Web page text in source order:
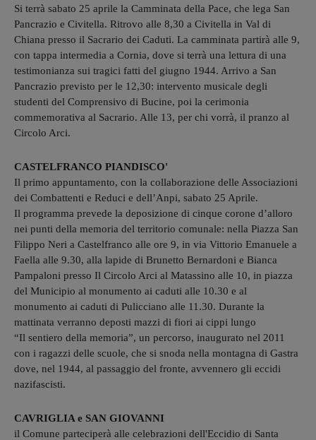
Si terrà sabato 25 aprile la Camminata della Pace, che lega San
Pancrazio e Civitella. Ritrovo alle 8,30 a Civitella in Val di
Chiana presso il Sacrario dei Caduti. La camminata partirà alle 9,
con tappa intermedia a Cornia, dove si terrà una lettura di una
testimonianza sui tragici fatti del giugno 1944. Arrivo a San
Pancrazio previsto per le 12,30: intervento musicale degli
studenti del Comprensivo di Bucine, poi la cerimonia
commemorativa al Sacrario. Alle 13, per chi vorrà, il pranzo al
Circolo Arci.
CASTELFRANCO PIANDISCO'
Il primo appuntamento, con la collaborazione delle Associazioni
dei Combattenti e Reduci e dell’Anpi, sabato 25 Aprile.
Il programma prevede la deposizione di cinque corone d’alloro
nei punti della memoria del territorio comunale: nella Piazza San
Filippo Neri a Castelfranco alle ore 9, in via Vittorio Emanuele a
Faella alle 9.30, alla lapide di Brunetto Bernardoni e Bianca
Pampaloni presso Il Circolo Arci al Matassino alle 10, in piazza
del Municipio al monumento ai caduti alle 10.30 e al
monumento ai caduti di Pulicciano alle 11.30. Durante la
mattinata verranno deposti mazzi di fiori ai cippi lungo
“Il sentiero della memoria”, un percorso, inaugurato nel 2011
con i ragazzi delle scuole, che si snoda nella montagna di Gastra
dove, nel 1944, al passaggio del fronte, avvennero gli eccidi
nazifascisti.
CAVRIGLIA e SAN GIOVANNI
il Comune parteciperà alle celebrazioni dell'Eccidio di Santa